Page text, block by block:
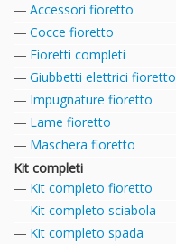
Accessori fioretto
Cocce fioretto
Fioretti completi
Giubbetti elettrici fioretto
Impugnature fioretto
Lame fioretto
Maschera fioretto
Kit completi
Kit completo fioretto
Kit completo sciabola
Kit completo spada